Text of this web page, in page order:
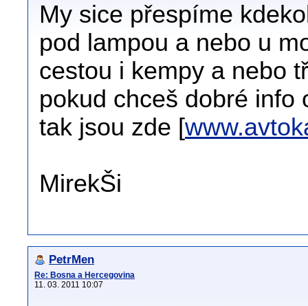
My sice přespíme
pod lampou a nebo u
cestou i kempy a nebo
pokud chceš dobré info
tak jsou zde [
MirekŠi
PetrMen
Re: Bosna a Hercegovina
11. 03. 2011 10:07